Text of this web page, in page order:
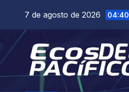
contenido
7 de agosto de 2026 04:40